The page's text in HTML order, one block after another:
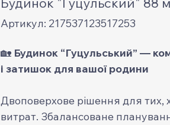
Артикул: 217537123517253
🏡 Будинок “Гуцульський” —
і затишок для вашої родини
Двоповерхове рішення для тих,
витрат. Збалансоване